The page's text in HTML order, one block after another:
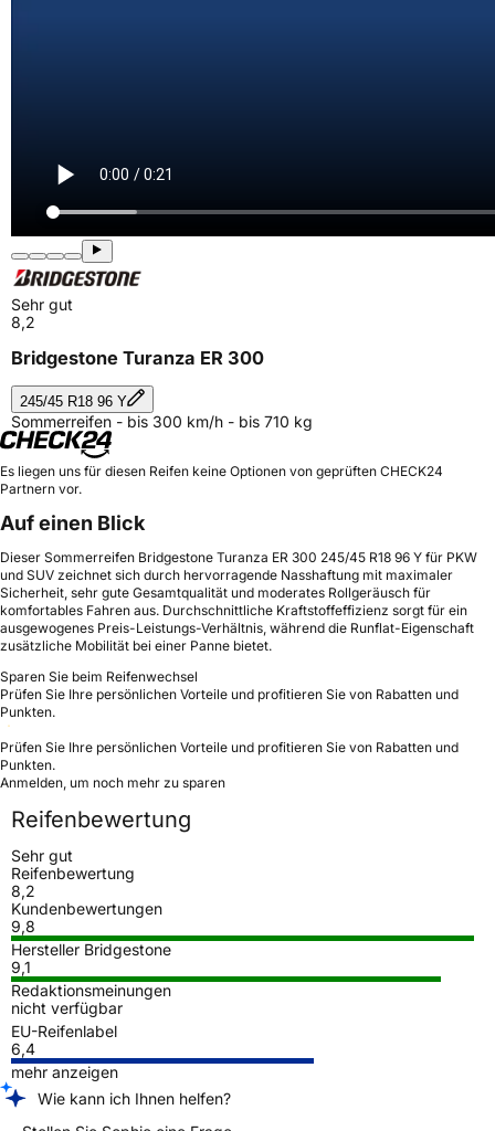
Sehr gut
8,2
Bridgestone Turanza ER 300
245/45 R18 96 Y
Sommerreifen - bis 300 km/h - bis 710 kg
Es liegen uns für diesen Reifen keine Optionen von geprüften CHECK24
Partnern vor.
Auf einen Blick
Dieser Sommerreifen Bridgestone Turanza ER 300 245/45 R18 96 Y für PKW
und SUV zeichnet sich durch hervorragende Nasshaftung mit maximaler
Sicherheit, sehr gute Gesamtqualität und moderates Rollgeräusch für
komfortables Fahren aus. Durchschnittliche Kraftstoffeffizienz sorgt für ein
ausgewogenes Preis-Leistungs-Verhältnis, während die Runflat-Eigenschaft
zusätzliche Mobilität bei einer Panne bietet.
Sparen Sie beim Reifenwechsel
Prüfen Sie Ihre persönlichen Vorteile und profitieren Sie von Rabatten und
Punkten.
Prüfen Sie Ihre persönlichen Vorteile und profitieren Sie von Rabatten und
Punkten.
Anmelden, um noch mehr zu sparen
Reifenbewertung
Sehr gut
Reifenbewertung
8,2
Kundenbewertungen
9,8
Hersteller Bridgestone
9,1
Redaktionsmeinungen
nicht verfügbar
EU-Reifenlabel
6,4
mehr anzeigen
Wie kann ich Ihnen helfen?